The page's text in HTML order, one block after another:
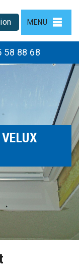
MENU
58 88 68